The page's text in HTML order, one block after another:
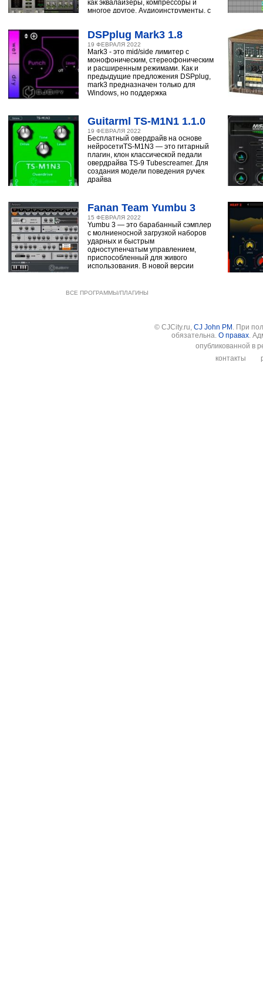
как эквалайзеры, компрессоры и
многое другое. Аудиоинструменты, с
DSPplug Mark3 1.8
19 ФЕВРАЛЯ 2022
Mark3 - это mid/side лимитер с
монофоническим, стереофоническим
и расширенным режимами. Как и
предыдущие предложения DSPplug,
mark3 предназначен только для
Windows, но поддержка
Guitarml TS-M1N1 1.1.0
19 ФЕВРАЛЯ 2022
Бесплатный овердрайв на основе
нейросетиTS-M1N3 — это гитарный
плагин, клон классической педали
овердрайва TS-9 Tubescreamer. Для
создания модели поведения ручек
драйва
Fanan Team Yumbu 3
15 ФЕВРАЛЯ 2022
Yumbu 3 — это барабанный сэмплер
с молниеносной загрузкой наборов
ударных и быстрым
одноступенчатым управлением,
приспособленный для живого
использования. В новой версии
ВСЕ ПРОГРАММЫ/ПЛАГИНЫ
© CJCity.ru, CJ John PM . При
обязательна. О правах.
опубликованной в
контакты